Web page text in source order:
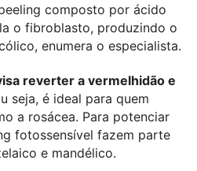
composto por ácido
o fibroblasto, produzindo o
enumera o especialista.
reverter a vermelhidão e
seja, é ideal para quem
a rosácea. Para potenciar
fotossensível fazem parte
e mandélico.